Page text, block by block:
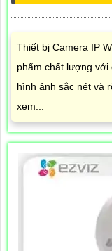
Thiết bị Camera IP
phẩm chất lượng với
hình ảnh sắc nét và
xem...